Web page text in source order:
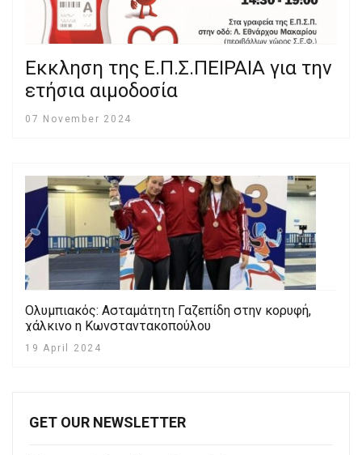
Eκκληση της Ε.Π.Σ.ΠΕΙΡΑΙΑ για την
ετήσια αιμοδοσία
07 November 2024
Ολυμπιακός: Ασταμάτητη Γαζεπίδη στην κορυφή,
χάλκινο η Κωνσταντακοπούλου
19 April 2024
GET OUR NEWSLETTER